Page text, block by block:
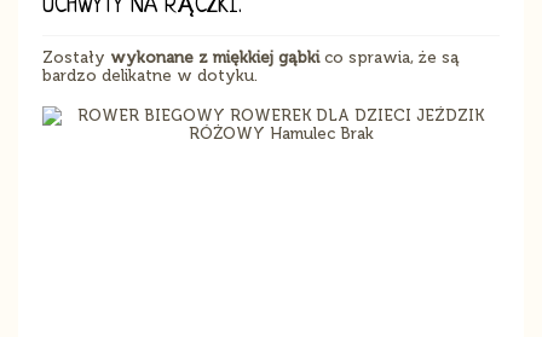
UCHWYTY NA RĄCZKI.
Zostały wykonane z miękkiej gąbkico sprawia, że są
bardzo delikatne w dotyku.